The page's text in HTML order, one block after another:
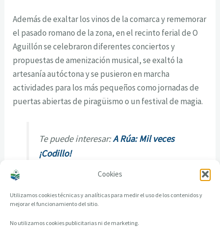
Cookies
Utilizamos cookies técnicas y analíticas para medir el uso de los contenidos y
mejorar el funcionamiento del sitio.
No utilizamos cookies publicitarias ni de marketing.
Además de exaltar los vinos de la comarca y rememorar
el pasado romano de la zona, en el recinto ferial de O
Aguillón se celebraron diferentes conciertos y
propuestas de amenización musical, se exaltó la
artesanía autóctona y se pusieron en marcha
actividades para los más pequeños como jornadas de
puertas abiertas de piragüismo o un festival de magia.
Te puede interesar:A Rúa: Mil veces
¡Codillo!